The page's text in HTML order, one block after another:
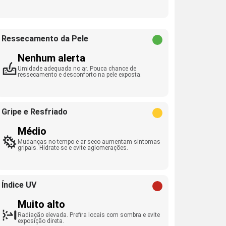
Ressecamento da Pele
Nenhum alerta
Umidade adequada no ar. Pouca chance de
ressecamento e desconforto na pele exposta.
Gripe e Resfriado
Médio
Mudanças no tempo e ar seco aumentam sintomas
gripais. Hidrate-se e evite aglomerações.
Índice UV
Muito alto
Radiação elevada. Prefira locais com sombra e evite
exposição direta.